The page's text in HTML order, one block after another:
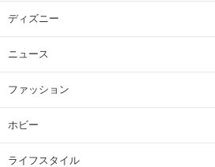
ディズニー
ニュース
ファッション
ホビー
ライフスタイル